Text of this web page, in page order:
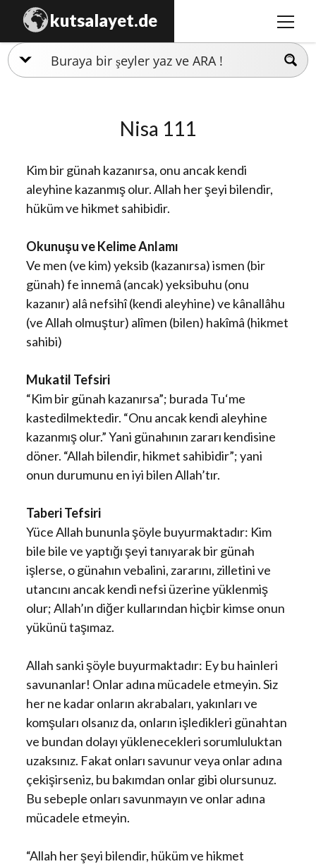
kutsalayet.de
menüyü
İslamiyet
Ezidilik
Hinduizm
Nisa 111
Kim bir günah kazanırsa, onu ancak kendi
aleyhine kazanmış olur. Allah her şeyi bilendir,
hüküm ve hikmet sahibidir.
Okunuşu ve Kelime Anlamı
Ve men (ve kim) yeksib (kazanırsa) ismen (bir
günah) fe innemâ (ancak) yeksibuhu (onu
kazanır) alâ nefsihî (kendi aleyhine) ve kânallâhu
(ve Allah olmuştur) alîmen (bilen) hakîmâ (hikmet
sahibi)
Mukatil Tefsiri
“Kim bir günah kazanırsa”; burada Tu‘me
kastedilmektedir. “Onu ancak kendi aleyhine
kazanmış olur.” Yani günahının zararı kendisine
döner. “Allah bilendir, hikmet sahibidir”; yani
onun durumunu en iyi bilen Allah’tır.
Taberi Tefsiri
Yüce Allah bununla şöyle buyurmaktadır: Kim
bile bile ve yaptığı şeyi tanıyarak bir günah
işlerse, o günahın vebalini, zararını, zilletini ve
utancını ancak kendi nefsi üzerine yüklenmiş
olur; Allah’ın diğer kullarından hiçbir kimse onun
yükünü taşımaz.
Allah sanki şöyle buyurmaktadır: Ey bu hainleri
savunanlar! Onlar adına mücadele etmeyin. Siz
her ne kadar onların akrabaları, yakınları ve
komşuları olsanız da, onların işledikleri günahtan
ve bundan dolayı yüklenecekleri sorumluluktan
uzaksınız. Fakat onları savunur veya onlar adına
çekişirseniz, bu bakımdan onlar gibi olursunuz.
Bu sebeple onları savunmayın ve onlar adına
mücadele etmeyin.
“Allah her şeyi bilendir, hüküm ve hikmet